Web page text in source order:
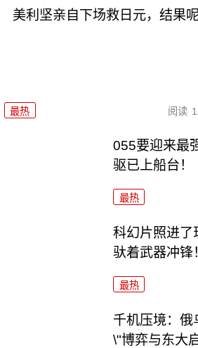
美利坚亲自下场救日元，结果
最热 阅读
055要迎来最
驱已上船台！
最热
科幻片照进了
驮着武器冲锋
最热
千机压境：俄
\"博弈与东大